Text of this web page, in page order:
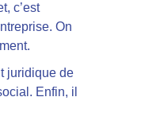
c’est
On
juridique de
Enfin, il